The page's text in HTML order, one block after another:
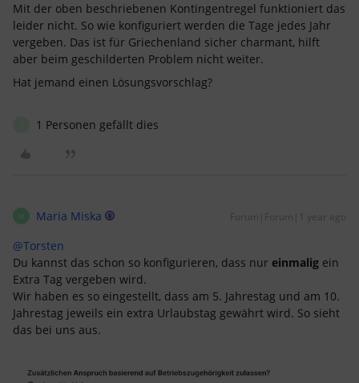
Mit der oben beschriebenen Kontingentregel funktioniert das
leider nicht. So wie konfiguriert werden die Tage jedes Jahr
vergeben. Das ist für Griechenland sicher charmant, hilft
aber beim geschilderten Problem nicht weiter.
Hat jemand einen Lösungsvorschlag?
1 Personen gefällt dies
M Maria Miska Forum|Forum|1 year ago
@Torsten
Du kannst das schon so konfigurieren, dass nur einmalig ein
Extra Tag vergeben wird.
Wir haben es so eingestellt, dass am 5. Jahrestag und am 10.
Jahrestag jeweils ein extra Urlaubstag gewährt wird. So sieht
das bei uns aus.